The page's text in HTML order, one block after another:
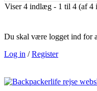
Viser 4 indlæg - 1 til 4 (af 4
Du skal være logget ind for
Log in /Register